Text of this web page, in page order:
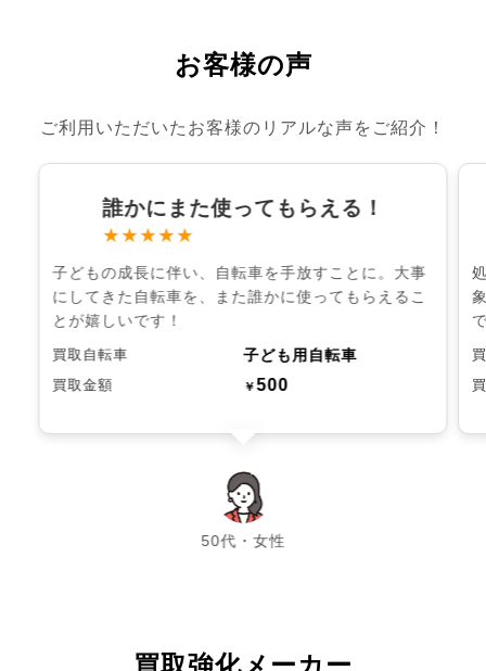
お客様の声
ご利用いただいたお客様のリアルな声をご紹介！
誰かにまた使ってもらえる！
★★★★★
子どもの成長に伴い、自転車を手放すことに。大事
にしてきた自転車を、また誰かに使ってもらえるこ
とが嬉しいです！
買取自転車 子ども用自転車
買取金額 ￥500
50代・女性
chevron_left chevron_right
買取強化メーカー